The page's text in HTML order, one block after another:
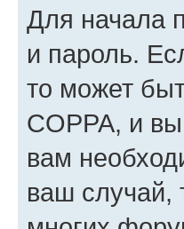
Для начала
и пароль.
то может
COPPA, и
вам
ваш случай,